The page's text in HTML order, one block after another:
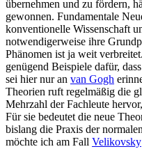
übernehmen und zu fördern,
gewonnen. Fundamentale
konventionelle Wissenschaft
notwendigerweise ihre
Phänomen ist ja weit
genügend Beispiele dafür,
sei hier nur an van Gogh
Theorien ruft regelmäßig die
Mehrzahl der Fachleute
Für sie bedeutet die neue
bislang die Praxis der
möchte ich am Fall Velikovsky